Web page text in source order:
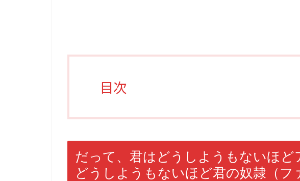
目次
だって、君はどうしようもないほど
どうしようもないほど君の奴隷（フ